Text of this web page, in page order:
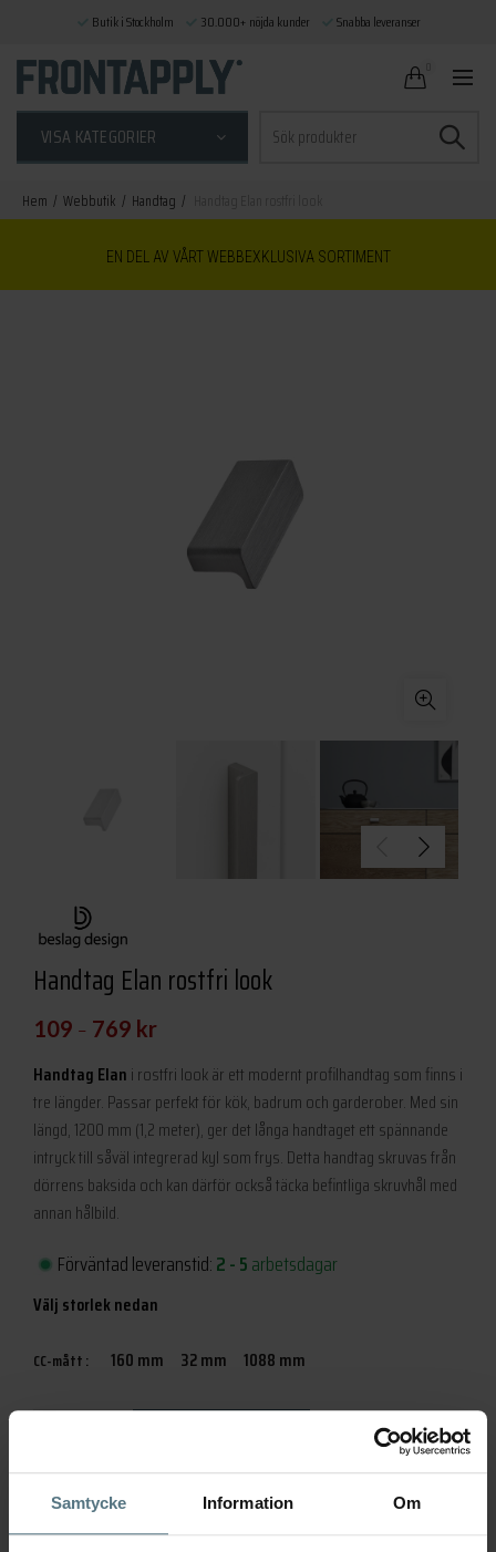
Samtycke Information Om
VISA KATEGORIER
efter:
Hem Webbutik Handtag
EN DEL AV VÅRT WEBBEXKLUSIVA SORTIMENT
Handtag Elan rostfri look
109 – 769 kr
Handtag Elan i rostfri look är ett modernt profilhandtag som finns i
tre längder. Passar perfekt för kök, badrum och garderober. Med sin
längd, 1200 mm (1,2 meter), ger det långa handtaget ett spännande
intryck till såväl integrerad kyl som frys. Detta handtag skruvas från
dörrens baksida och kan därför också täcka befintliga skruvhål med
annan hålbild.
Förväntad leveranstid:2 - 5arbetsdagar
Välj storlek nedan
CC-mått 160 mm 32 mm 1088 mm
Butik i Stockholm 30.000+ nöjda kunder Snabba leveranser